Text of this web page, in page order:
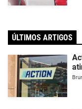
ÚLTIMOS ARTIGOS